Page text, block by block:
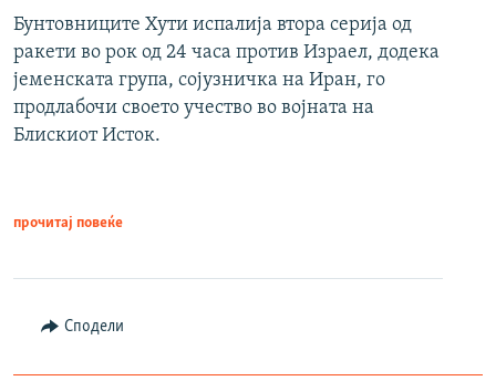
Бунтовниците Хути испалија втора серија од
ракети во рок од 24 часа против Израел, додека
јеменската група, сојузничка на Иран, го
продлабочи своето учество во војната на
Блискиот Исток.
прочитај повеќе
Сподели